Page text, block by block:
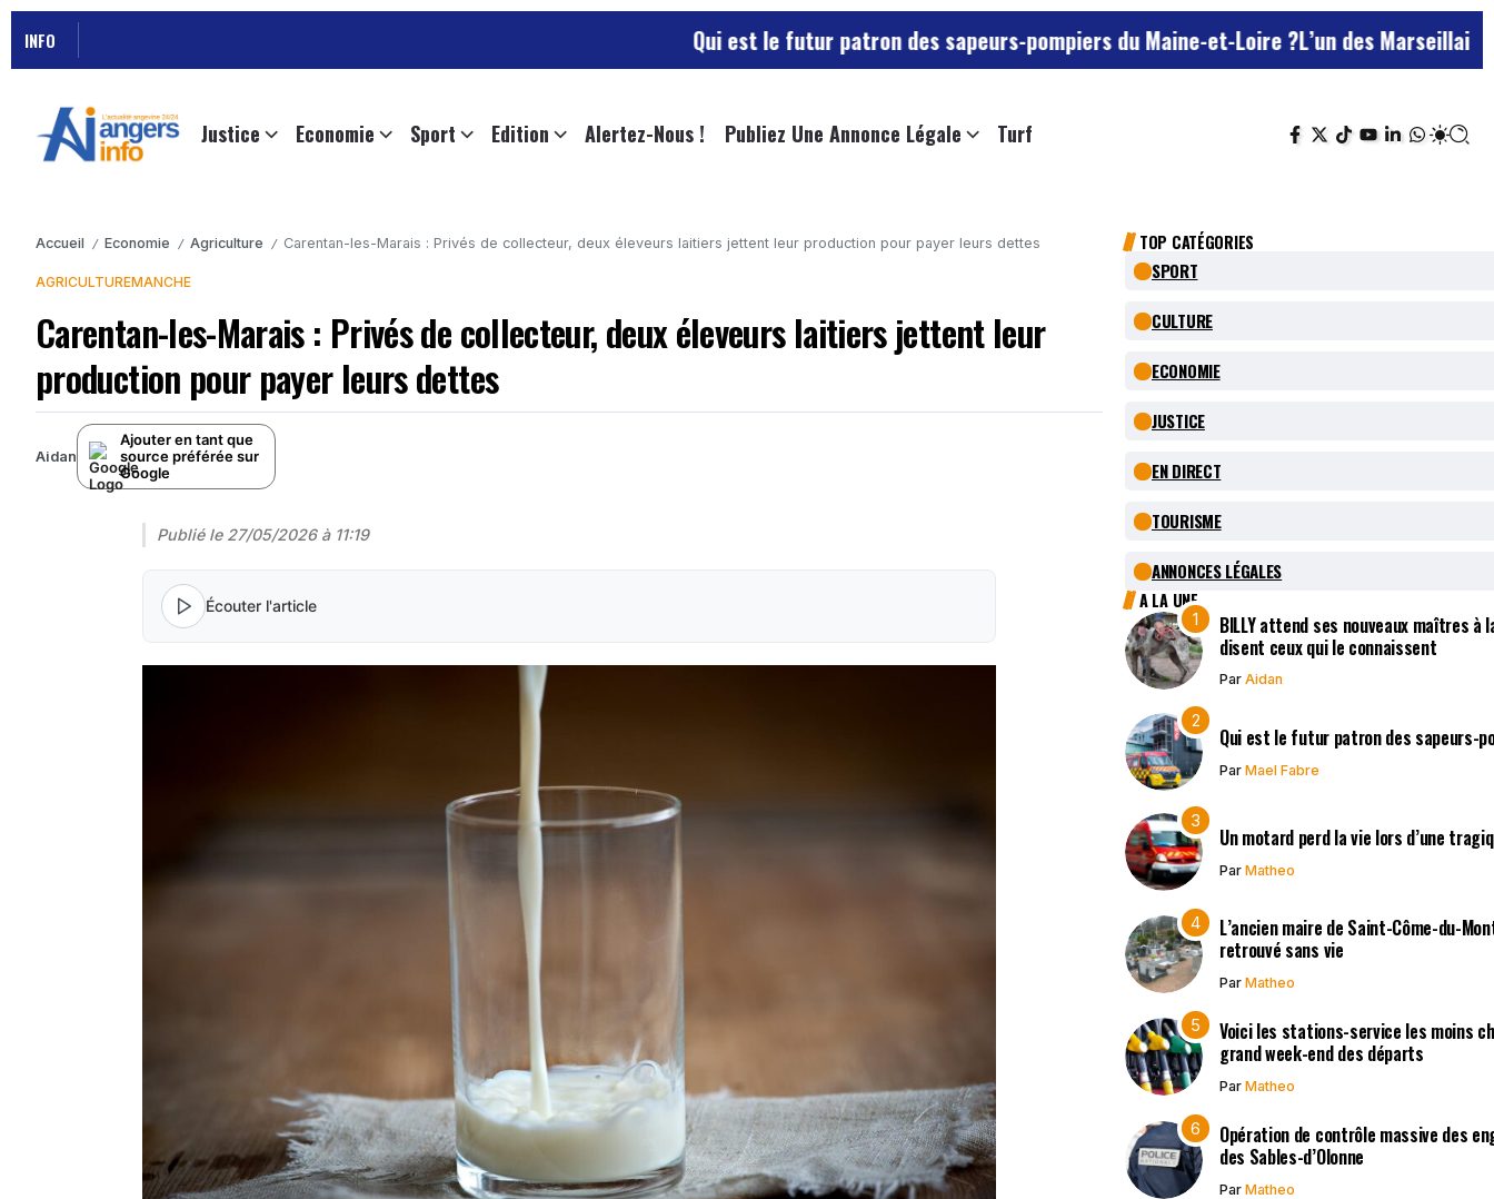
INFO Qui est le futur patron des sapeurs-pompiers du Maine-et-Loire ?L’un des Marseillais suspectés
Justice Economie Sport Edition Alertez-Nous ! Publiez Une Annonce Légale Turf
Accueil / Economie / Agriculture / Carentan-les-Marais : Privés de collecteur, deux éleveurs laitiers jettent leur production pour payer leurs dettes
AGRICULTUREMANCHE
Carentan-les-Marais : Privés de collecteur, deux éleveurs laitiers jettent leur
production pour payer leurs dettes
Aidan
Ajouter en tant que
source préférée sur
Google
Publié le 27/05/2026 à 11:19
Écouter l'article
TOP CATÉGORIES
SPORT
CULTURE
ECONOMIE
JUSTICE
EN DIRECT
TOURISME
ANNONCES LÉGALES
A LA UNE
BILLY attend ses nouveaux maîtres à
disent ceux qui le connaissent
Par Aidan
Qui est le futur patron des sapeurs-
Par Mael Fabre
Un motard perd la vie lors d’une
Par Matheo
L’ancien maire de Saint-Côme-du-
retrouvé sans vie
Par Matheo
Voici les stations-service les moins
grand week-end des départs
Par Matheo
Opération de contrôle massive des
des Sables-d’Olonne
Par Matheo